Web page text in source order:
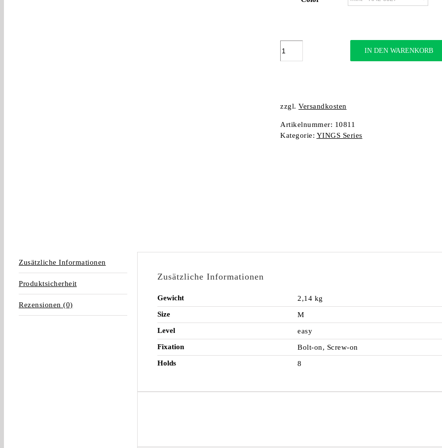
IN DEN WARENKORB
zzgl. Versandkosten
Artikelnummer: 10811
Kategorie: YINGS Series
Zusätzliche Informationen
Produktsicherheit
Rezensionen (0)
Zusätzliche Informationen
Gewicht
2,14 kg
Size
M
Level
easy
Fixation
Bolt-on, Screw-on
Holds
8